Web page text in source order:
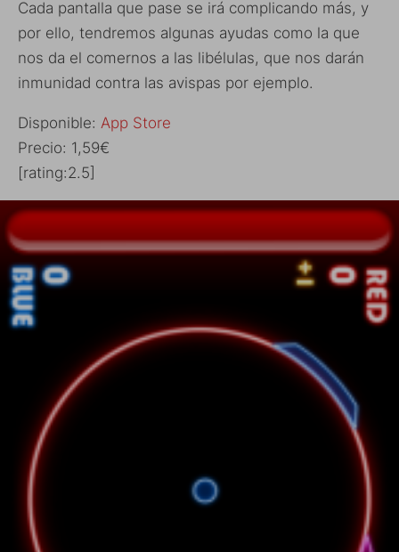
Cada pantalla que pase se irá complicando más, y
por ello, tendremos algunas ayudas como la que
nos da el comernos a las libélulas, que nos darán
inmunidad contra las avispas por ejemplo.
Disponible: App Store
Precio: 1,59€
[rating:2.5]